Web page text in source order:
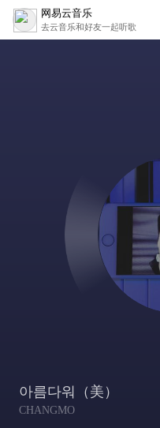
网易云音乐
去云音乐和好友一起听歌
아름다워（美）
CHANGMO